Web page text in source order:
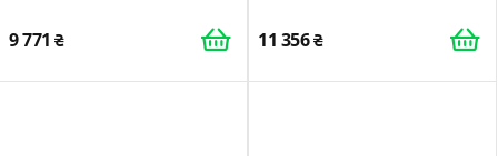
9 771 11 356